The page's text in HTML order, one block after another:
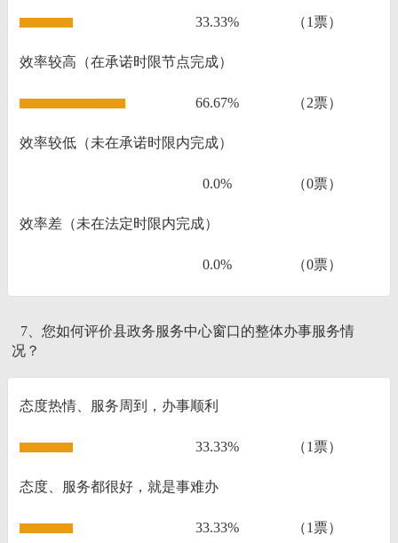
33.33% （1票）
效率较高（在承诺时限节点完成）
66.67% （2票）
效率较低（未在承诺时限内完成）
0.0% （0票）
效率差（未在法定时限内完成）
0.0% （0票）
7、您如何评价县政务服务中心窗口的整体办事服务情
况？
态度热情、服务周到，办事顺利
33.33% （1票）
态度、服务都很好，就是事难办
33.33% （1票）